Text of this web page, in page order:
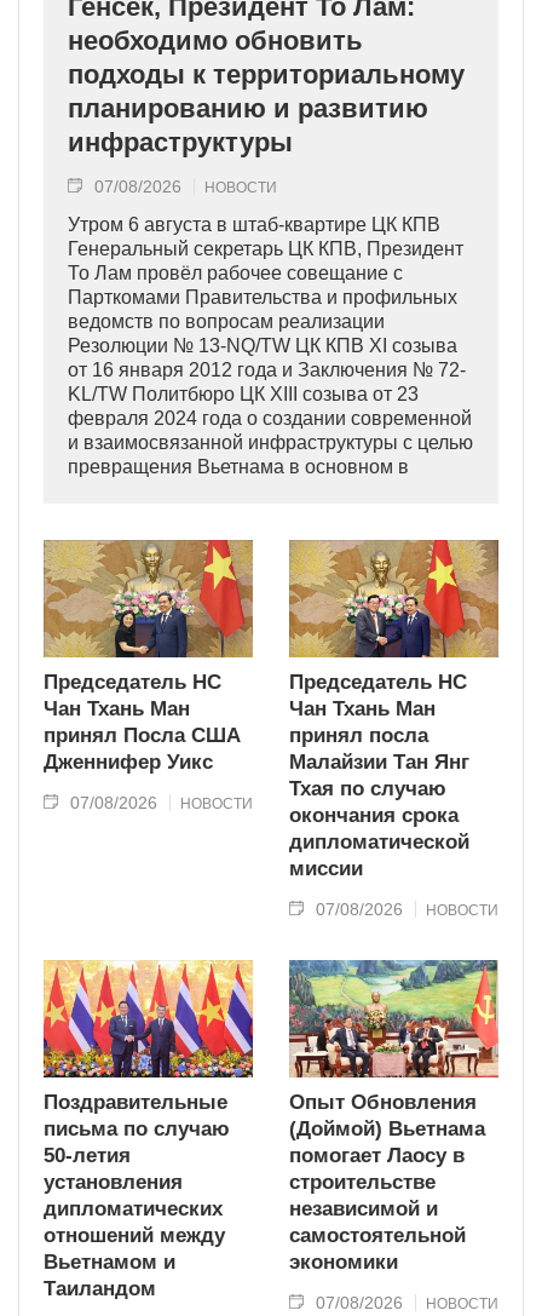
Генсек, Президент То Лам:
необходимо обновить
подходы к территориальному
планированию и развитию
инфраструктуры
07/08/2026 НОВОСТИ
Утром 6 августа в штаб-квартире ЦК КПВ
Генеральный секретарь ЦК КПВ, Президент
То Лам провёл рабочее совещание с
Парткомами Правительства и профильных
ведомств по вопросам реализации
Резолюции № 13-NQ/TW ЦК КПВ XI созыва
от 16 января 2012 года и Заключения № 72-
KL/TW Политбюро ЦК XIII созыва от 23
февраля 2024 года о создании современной
и взаимосвязанной инфраструктуры с целью
превращения Вьетнама в основном в
Председатель НС
Чан Тхань Ман
принял Посла США
Дженнифер Уикс
07/08/2026 НОВОСТИ
Председатель НС
Чан Тхань Ман
принял посла
Малайзии Тан Янг
Тхая по случаю
окончания срока
дипломатической
миссии
07/08/2026 НОВОСТИ
Поздравительные
письма по случаю
50-летия
установления
дипломатических
отношений между
Вьетнамом и
Таиландом
Опыт Обновления
(Доймой) Вьетнама
помогает Лаосу в
строительстве
независимой и
самостоятельной
экономики
07/08/2026 НОВОСТИ